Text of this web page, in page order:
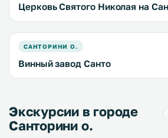
Церковь Святого Николая на
САНТОРИНИ О.
Винный завод Санто
Экскурсии в городе
Санторини о.